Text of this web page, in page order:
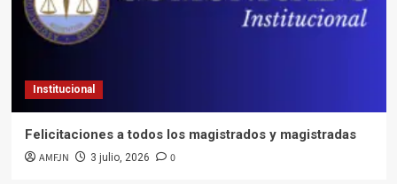
Institucional
Felicitaciones a todos los magistrados y magistradas
AMFJN 3 julio, 2026 0